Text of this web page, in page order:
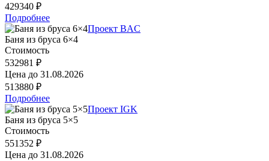
429340 ₽
Подробнее
Проект BAC
Баня из бруса 6×4
Стоимость
532981 ₽
Цена до 31.08.2026
513880 ₽
Подробнее
Проект IGK
Баня из бруса 5×5
Стоимость
551352 ₽
Цена до 31.08.2026